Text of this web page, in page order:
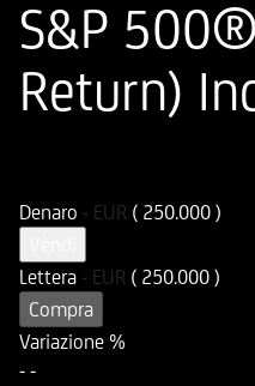
S&P
Return)
Denaro - EUR ( 250.000 )
Lettera - EUR ( 250.000 )
Compra
Variazione %
- -